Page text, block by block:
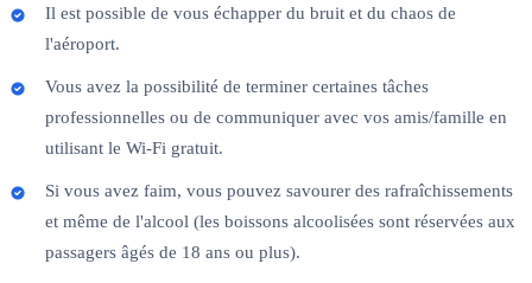
Il est possible de vous échapper du bruit et du chaos de
l'aéroport.
Vous avez la possibilité de terminer certaines tâches
professionnelles ou de communiquer avec vos amis/famille en
utilisant le Wi-Fi gratuit.
Si vous avez faim, vous pouvez savourer des rafraîchissements
et même de l'alcool (les boissons alcoolisées sont réservées aux
passagers âgés de 18 ans ou plus).